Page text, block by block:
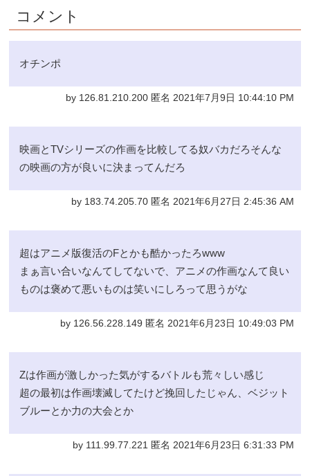
コメント
オチンポ
by 126.81.210.200 匿名 2021年7月9日 10:44:10 PM
映画とTVシリーズの作画を比較してる奴バカだろそんな
の映画の方が良いに決まってんだろ
by 183.74.205.70 匿名 2021年6月27日 2:45:36 AM
超はアニメ版復活のFとかも酷かったろwww
まぁ言い合いなんてしてないで、アニメの作画なんて良い
ものは褒めて悪いものは笑いにしろって思うがな
by 126.56.228.149 匿名 2021年6月23日 10:49:03 PM
Zは作画が激しかった気がするバトルも荒々しい感じ
超の最初は作画壊滅してたけど挽回したじゃん、ベジット
ブルーとか力の大会とか
by 111.99.77.221 匿名 2021年6月23日 6:31:33 PM